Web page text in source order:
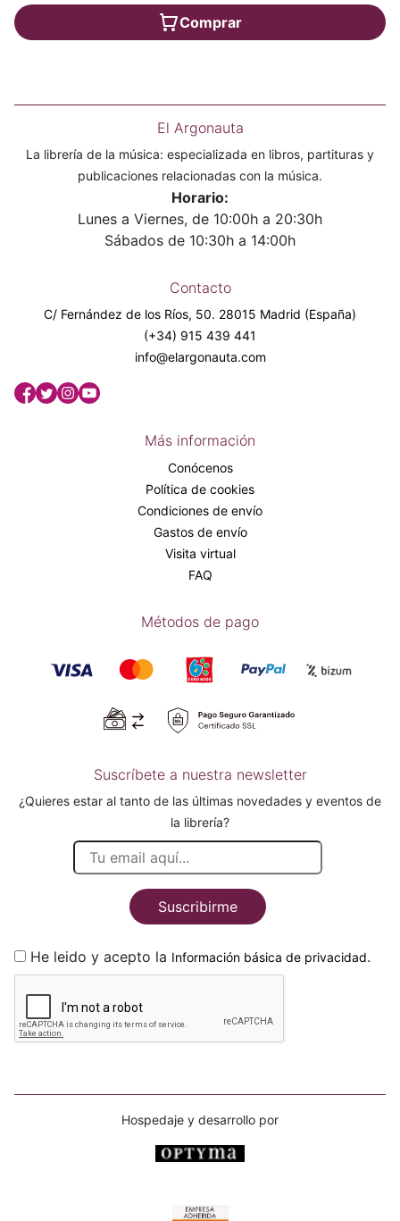
Comprar
El Argonauta
La librería de la música: especializada en libros, partituras y
publicaciones relacionadas con la música.
Horario:
Lunes a Viernes, de 10:00h a 20:30h
Sábados de 10:30h a 14:00h
Contacto
C/ Fernández de los Ríos, 50. 28015 Madrid (España)
(+34) 915 439 441
info@elargonauta.com
Más información
Conócenos
Política de cookies
Condiciones de envío
Gastos de envío
Visita virtual
FAQ
Métodos de pago
Suscríbete a nuestra newsletter
¿Quieres estar al tanto de las últimas novedades y eventos de
la librería?
Suscribirme
He leido y acepto la Información básica de privacidad.
Hospedaje y desarrollo por